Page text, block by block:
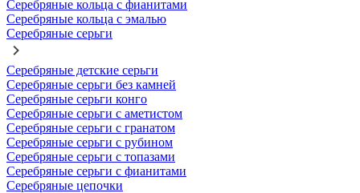
Серебряные кольца с фианитами
Серебряные кольца с эмалью
Серебряные серьги
Серебряные детские серьги
Серебряные серьги без камней
Серебряные серьги конго
Серебряные серьги с аметистом
Серебряные серьги с гранатом
Серебряные серьги с рубином
Серебряные серьги с топазами
Серебряные серьги с фианитами
Серебряные цепочки